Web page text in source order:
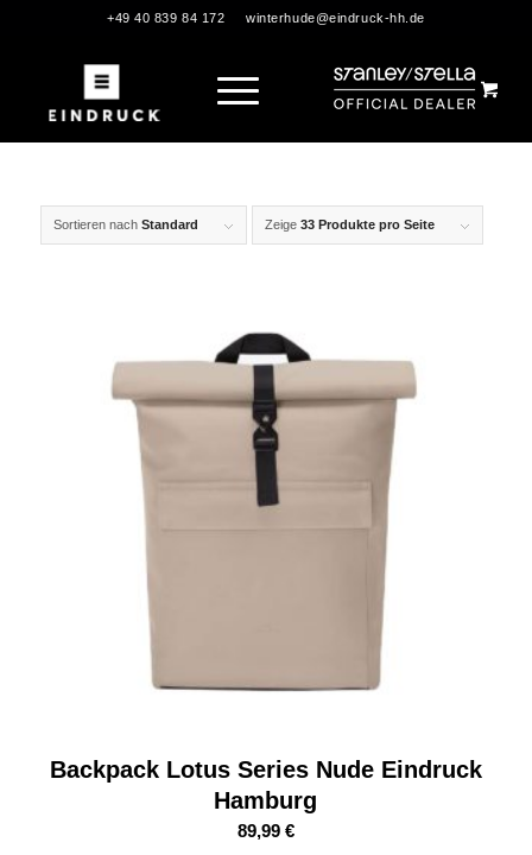
+49 40 839 84 172 winterhude@eindruck-hh.de
Sortieren nach Standard Zeige 33 Produkte pro Seite
Backpack Lotus Series Nude Eindruck
Hamburg
89,99 €